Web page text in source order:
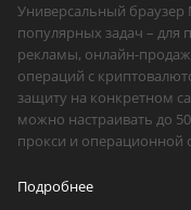
Универсальный браузер
популярных задач – для
рекламы, онлайн-
операций с
защиту на конкретном
можно настраивать до
прокси и операционной
Подробнее